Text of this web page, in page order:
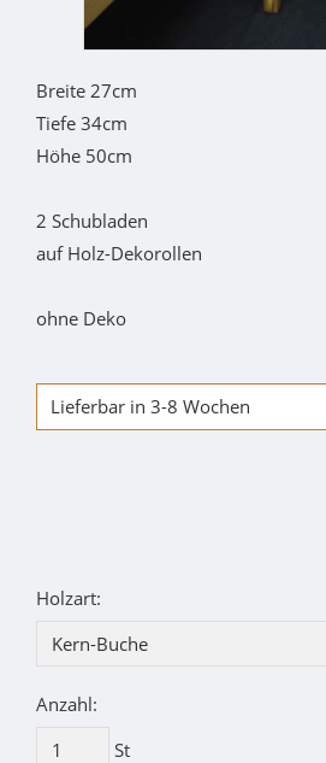
Breite 27cm
Tiefe 34cm
Höhe 50cm
2 Schubladen
auf Holz-Dekorollen
ohne Deko
Lieferbar in 3-8 Wochen
Holzart:
Anzahl:
St